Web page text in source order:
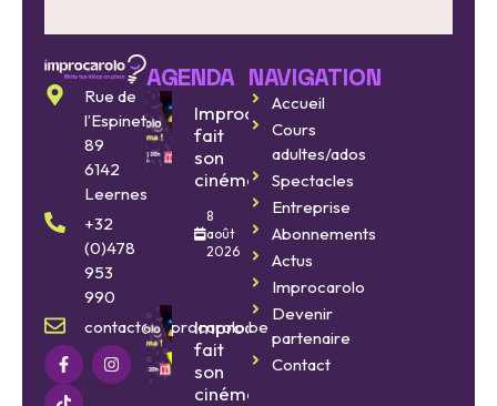
Rue de
l’Espinette
89
6142
Leernes
+32
(0)478
953
990
contact@improcarolo.be
AGENDA
Improcarolo
fait
son
cinéma
8
août
2026
Improcarolo
fait
son
cinéma
NAVIGATION
Accueil
Cours
adultes/ados
Spectacles
Entreprise
Abonnements
Actus
Improcarolo
Devenir
partenaire
Contact